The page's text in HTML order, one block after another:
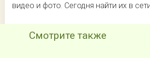
видео и фото. Сегодня найти их в
Смотрите также